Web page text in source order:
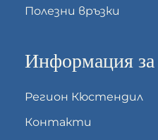
Полезни връзки
Информация за
Регион Кюстендил
Контакти